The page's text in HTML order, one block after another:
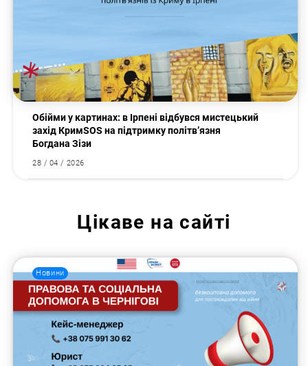
Обійми у картинах: в Ірпені відбувся мистецький
захід КримSOS на підтримку політв’язня
Богдана Зізи
28 / 04 / 2026
Цікаве на сайті
Новини